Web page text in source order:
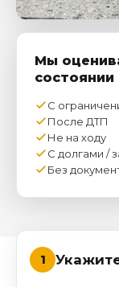
Мы
состоянии
С
После ДТП
Не на ходу
С долгами /
Без
1